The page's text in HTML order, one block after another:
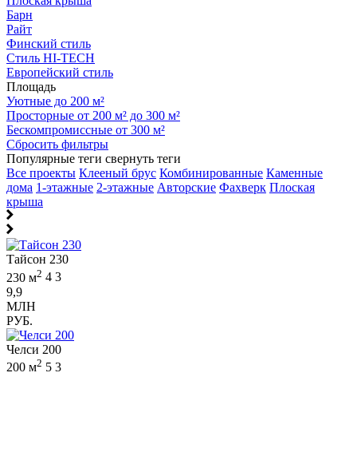
Барн
Райт
Финский стиль
Стиль HI-TECH
Европейский стиль
Площадь
Уютные до 200 м²
Просторные от 200 м² до 300 м²
Бескомпромиссные от 300 м²
Сбросить фильтры
Популярные теги свернуть теги
Все проекты Клееный брус Комбинированные Каменные
дома 1-этажные 2-этажные Авторские Фахверк Плоская
крыша
Тайсон 230
230 м2 4 3
9,9
МЛН
РУБ.
Челси 200
200 м2 5 3